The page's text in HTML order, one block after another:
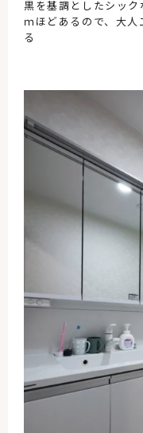
黒を基調としたシッ
ｍほどあるので、大
る